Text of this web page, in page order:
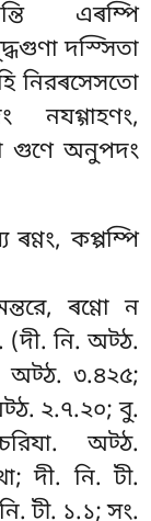
এৰম্পি
দস্সিতা
নিরৰসেসতো
নযগ্গাহণং,
গুণে অনুপদং
ৰণ্ণং, কপ্পম্পি
ৰণ্ণো ন
(দী. নি. অট্ঠ.
অট্ঠ. ৩.৪২৫;
২.৭.২০; বু.
অট্ঠ.
দী. নি. টী.
টী. ১.১; সং.